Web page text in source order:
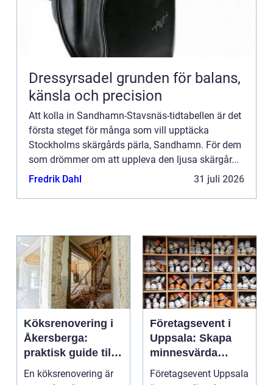
Dressyrsadel grunden för balans,
känsla och precision
Att kolla in Sandhamn-Stavsnäs-tidtabellen är det
första steget för många som vill upptäcka
Stockholms skärgårds pärla, Sandhamn. För dem
som drömmer om att uppleva den ljusa skärgår...
Fredrik Dahl
31 juli 2026
Köksrenovering i
Åkersberga:
praktisk guide till
ett smartare kök
En köksrenovering är
Företagsevent i
Uppsala: Skapa
minnesvärda
möten som bygger
starkare team
Företagsevent Uppsala